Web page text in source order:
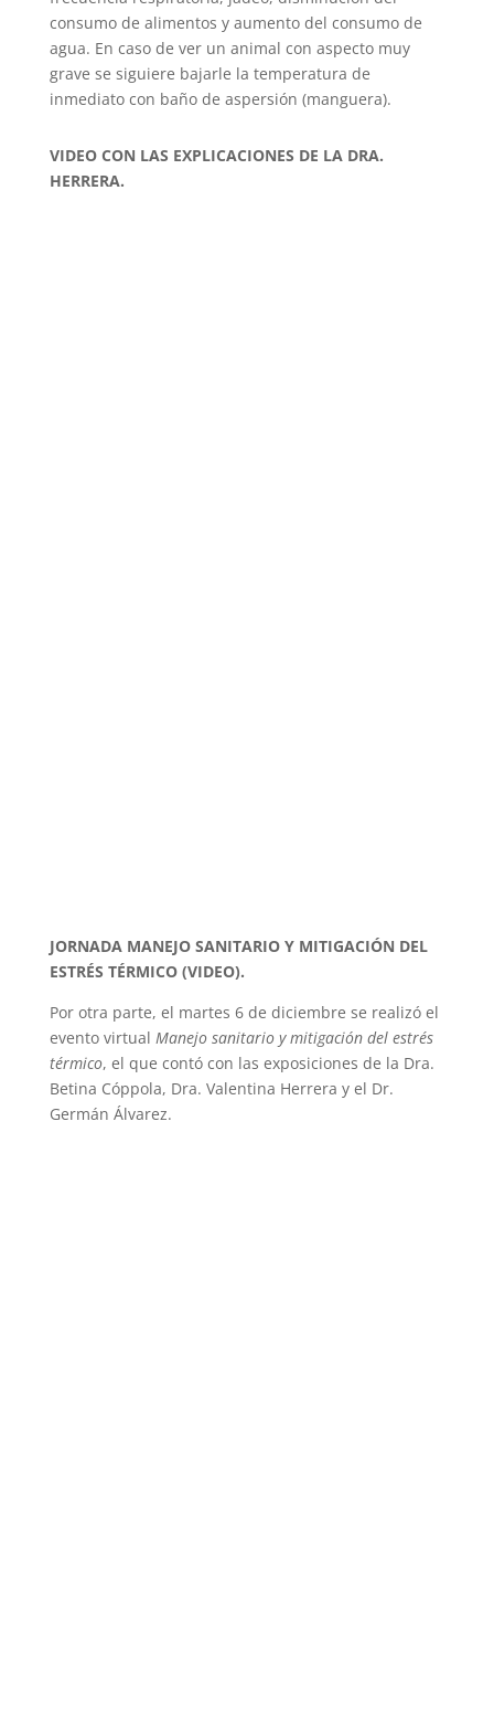
consumo de alimentos y aumento del consumo de
agua. En caso de ver un animal con aspecto muy
grave se siguiere bajarle la temperatura de
inmediato con baño de aspersión (manguera).
VIDEO CON LAS EXPLICACIONES DE LA DRA.
HERRERA.
JORNADA MANEJO SANITARIO Y MITIGACIÓN DEL
ESTRÉS TÉRMICO (VIDEO).
Por otra parte, el martes 6 de diciembre se realizó el
evento virtual Manejo sanitario y mitigación del estrés
térmico, el que contó con las exposiciones de la Dra.
Betina Cóppola, Dra. Valentina Herrera y el Dr.
Germán Álvarez.